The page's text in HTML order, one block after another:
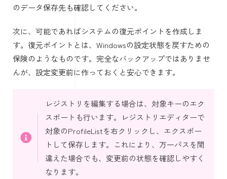
のデータ保存先も確認してください。
次に、可能であればシステムの復元ポイントを作成しま
す。復元ポイントとは、Windowsの設定状態を戻すための
保険のようなものです。完全なバックアップではありませ
んが、設定変更前に作っておくと安心できます。
レジストリを編集する場合は、対象キーのエク
スポートも行います。レジストリエディターで
対象のProfileListを右クリックし、エクスポー
トして保存します。これにより、万一パスを間
違えた場合でも、変更前の状態を確認しやすく
なります。